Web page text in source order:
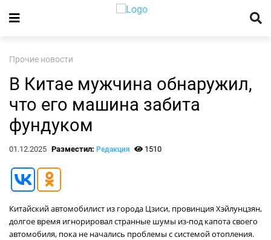
Прочие новости
В Китае мужчина обнаружил,
что его машина забита
фундуком
01.12.2025 Разместил: Редакция 1510
Китайский автомобилист из города Цзиси, провинция Хэйлунцзян,
долгое время игнорировал странные шумы из-под капота своего
автомобиля, пока не начались проблемы с системой отопления.